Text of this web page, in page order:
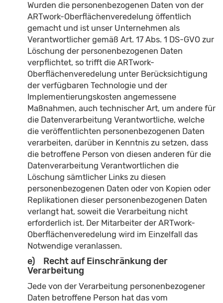
Wurden die personenbezogenen Daten von der
ARTwork-Oberflächenveredelung öffentlich
gemacht und ist unser Unternehmen als
Verantwortlicher gemäß Art. 17 Abs. 1 DS-GVO zur
Löschung der personenbezogenen Daten
verpflichtet, so trifft die ARTwork-
Oberflächenveredelung unter Berücksichtigung
der verfügbaren Technologie und der
Implementierungskosten angemessene
Maßnahmen, auch technischer Art, um andere für
die Datenverarbeitung Verantwortliche, welche
die veröffentlichten personenbezogenen Daten
verarbeiten, darüber in Kenntnis zu setzen, dass
die betroffene Person von diesen anderen für die
Datenverarbeitung Verantwortlichen die
Löschung sämtlicher Links zu diesen
personenbezogenen Daten oder von Kopien oder
Replikationen dieser personenbezogenen Daten
verlangt hat, soweit die Verarbeitung nicht
erforderlich ist. Der Mitarbeiter der ARTwork-
Oberflächenveredelung wird im Einzelfall das
Notwendige veranlassen.
e) Recht auf Einschränkung der
Verarbeitung
Jede von der Verarbeitung personenbezogener
Daten betroffene Person hat das vom